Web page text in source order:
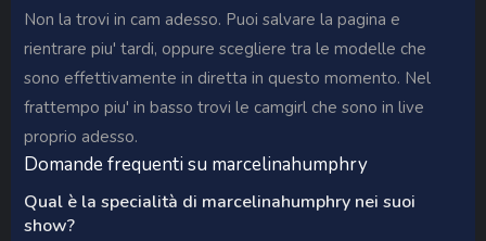
Non la trovi in cam adesso. Puoi salvare la pagina e
rientrare piu' tardi, oppure scegliere tra le modelle che
sono effettivamente in diretta in questo momento. Nel
frattempo piu' in basso trovi le camgirl che sono in live
proprio adesso.
Domande frequenti su marcelinahumphry
Qual è la specialità di marcelinahumphry nei suoi
show?